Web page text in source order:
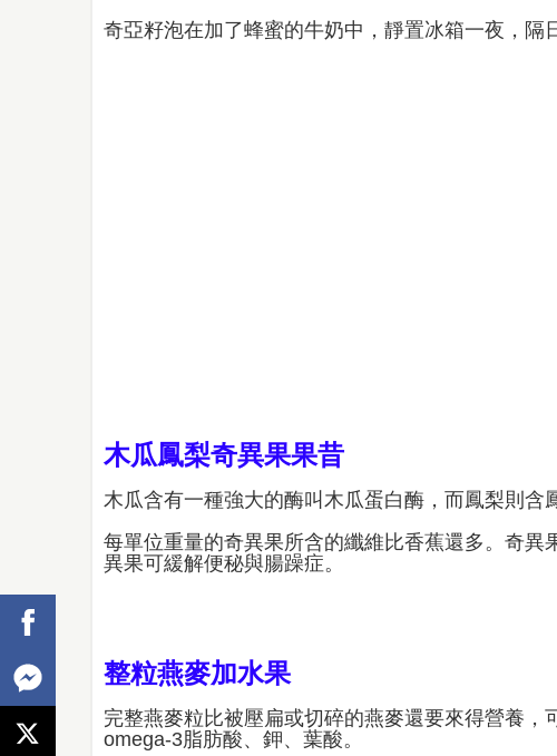
奇亞籽泡在加了蜂蜜的牛奶中，靜置冰箱一夜，隔
木瓜鳳梨奇異果果昔
木瓜含有一種強大的酶叫木瓜蛋白酶，而鳳梨則含
每單位重量的奇異果所含的纖維比香蕉還多。奇
異果可緩解便秘與腸躁症。
整粒燕麥加水果
完整燕麥粒比被壓扁或切碎的燕麥還要來得營養
omega-3脂肪酸、鉀、葉酸。